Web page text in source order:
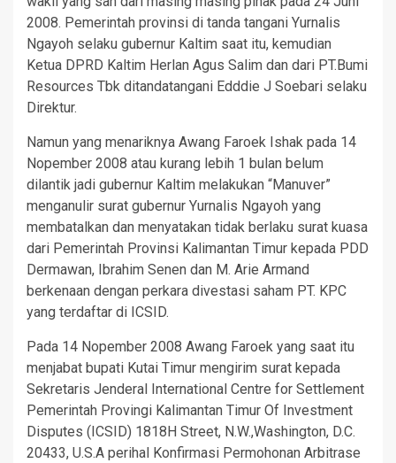
2008. Pemerintah provinsi di tanda tangani Yurnalis
Ngayoh selaku gubernur Kaltim saat itu, kemudian
Ketua DPRD Kaltim Herlan Agus Salim dan dari PT.Bumi
Resources Tbk ditandatangani Edddie J Soebari selaku
Direktur.
Namun yang menariknya Awang Faroek Ishak pada 14
Nopember 2008 atau kurang lebih 1 bulan belum
dilantik jadi gubernur Kaltim melakukan “Manuver”
menganulir surat gubernur Yurnalis Ngayoh yang
membatalkan dan menyatakan tidak berlaku surat kuasa
dari Pemerintah Provinsi Kalimantan Timur kepada PDD
Dermawan, Ibrahim Senen dan M. Arie Armand
berkenaan dengan perkara divestasi saham PT. KPC
yang terdaftar di ICSID.
Pada 14 Nopember 2008 Awang Faroek yang saat itu
menjabat bupati Kutai Timur mengirim surat kepada
Sekretaris Jenderal International Centre for Settlement
Pemerintah Provingi Kalimantan Timur Of Investment
Disputes (ICSID) 1818H Street, N.W.,Washington, D.C.
20433, U.S.A perihal Konfirmasi Permohonan Arbitrase